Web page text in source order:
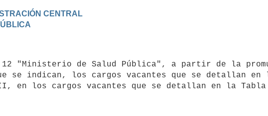
CENTRAL
se indican, los cargos vacantes que se detallan
en los cargos vacantes que se detallan en la